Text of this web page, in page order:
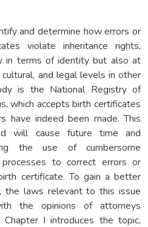
and determine how errors or
violate inheritance rights,
in terms of identity but also at
and legal levels in other
is the National Registry of
which accepts birth certificates
have indeed been made. This
will cause future time and
the use of cumbersome
processes to correct errors or
certificate. To gain a better
the laws relevant to this issue
the opinions of attorneys
I introduces the topic,